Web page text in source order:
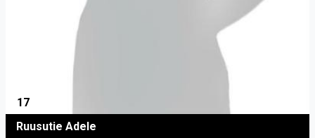
17
Ruusutie Adele